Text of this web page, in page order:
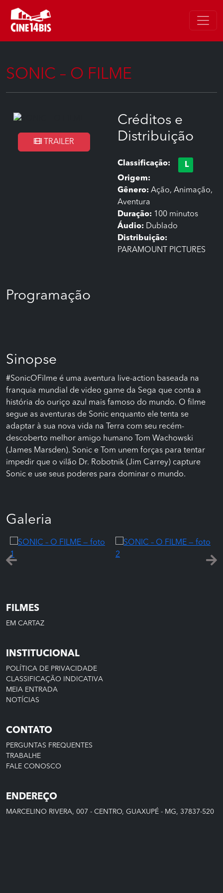
SONIC – O FILME
TRAILER
Créditos e
Distribuição
Classificação:
L
Origem:
Gênero: Ação, Animação,
Aventura
Duração: 100 minutos
Áudio: Dublado
Distribuição:
PARAMOUNT PICTURES
Programação
Sinopse
#SonicOFilme é uma aventura live-action baseada na
franquia mundial de video game da Sega que conta a
história do ouriço azul mais famoso do mundo. O filme
segue as aventuras de Sonic enquanto ele tenta se
adaptar à sua nova vida na Terra com seu recém-
descoberto melhor amigo humano Tom Wachowski
(James Marsden). Sonic e Tom unem forças para tentar
impedir que o vilão Dr. Robotnik (Jim Carrey) capture
Sonic e use seus poderes para dominar o mundo.
Galeria
FILMES
EM CARTAZ
INSTITUCIONAL
POLÍTICA DE PRIVACIDADE
CLASSIFICAÇÃO INDICATIVA
MEIA ENTRADA
NOTÍCIAS
CONTATO
PERGUNTAS FREQUENTES
TRABALHE
FALE CONOSCO
ENDEREÇO
MARCELINO RIVERA, 007 - CENTRO, GUAXUPÉ - MG, 37837-520